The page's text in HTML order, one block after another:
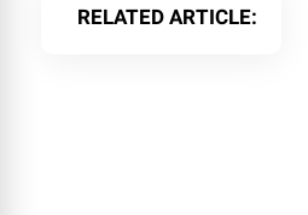
RELATED ARTICLE